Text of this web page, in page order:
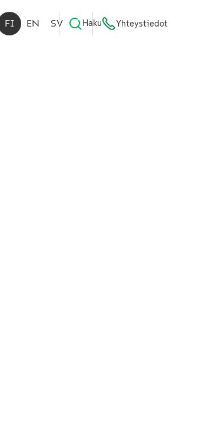
FI EN SV Haku Yhteystiedot